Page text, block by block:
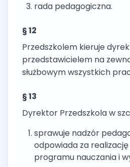
rada pedagogiczna.
§ 12
Przedszkolem kieruje
przedstawicielem na
służbowym wszystkich
§ 13
Dyrektor Przedszkola w
sprawuje nadzór
odpowiada za
programu nauczania i